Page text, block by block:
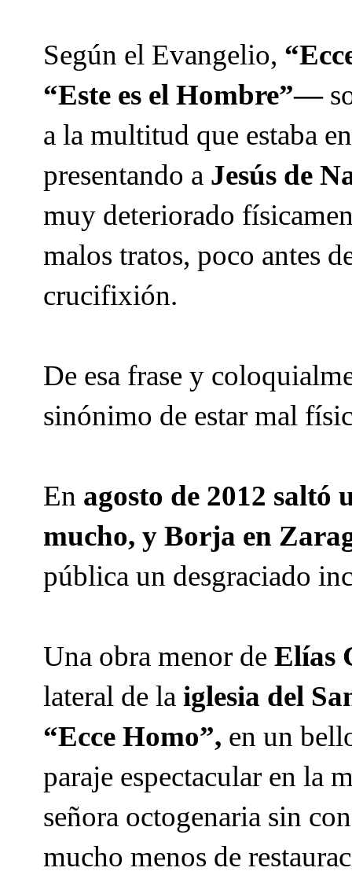
Según el Evangelio,
“Este es el Hombre”—
a la multitud que estaba
presentando a Jesús de
muy deteriorado
malos tratos, poco antes
crucifixión.
De esa frase y
sinónimo de estar mal
En agosto de 2012 saltó
mucho, y Borja en
pública un desgraciado
Una obra menor de Elías
lateral de la iglesia del
“Ecce Homo”, en un
paraje espectacular en la
señora octogenaria sin
mucho menos de